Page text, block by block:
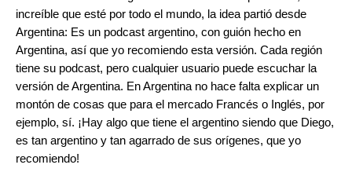
increíble que esté por todo el mundo, la idea partió desde
Argentina: Es un podcast argentino, con guión hecho en
Argentina, así que yo recomiendo esta versión. Cada región
tiene su podcast, pero cualquier usuario puede escuchar la
versión de Argentina. En Argentina no hace falta explicar un
montón de cosas que para el mercado Francés o Inglés, por
ejemplo, sí. ¡Hay algo que tiene el argentino siendo que Diego,
es tan argentino y tan agarrado de sus orígenes, que yo
recomiendo!